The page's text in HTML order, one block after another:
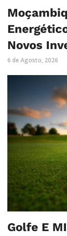
Novos
6 de Agosto, 2026
Golfe E